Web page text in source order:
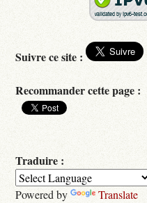
Suivre ce site :
Recommander cette page :
Traduire :
Powered by Translate